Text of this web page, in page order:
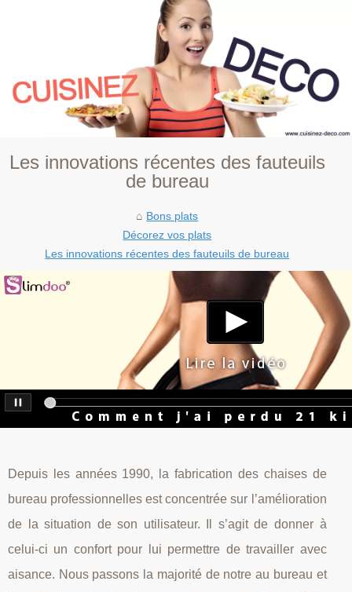
Les innovations récentes des fauteuils
de bureau
Bons plats
Décorez vos plats
Les innovations récentes des fauteuils de bureau
Depuis les années 1990, la fabrication des chaises de
bureau professionnelles est concentrée sur l’amélioration
de la situation de son utilisateur. Il s’agit de donner à
celui-ci un confort pour lui permettre de travailler avec
aisance. Nous passons la majorité de notre au bureau et